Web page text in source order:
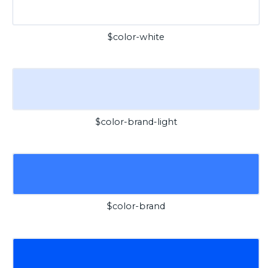
$color-white
$color-brand-light
$color-brand